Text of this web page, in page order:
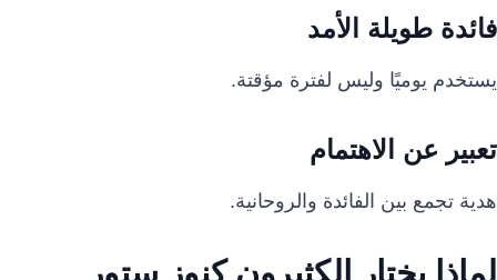
فائدة طويلة الأمد
يستخدم يوميًا وليس لفترة مؤقتة.
تعبير عن الاهتمام
هدية تجمع بين الفائدة والروحانية.
لماذا يختار الكثيرون كنوز ستور